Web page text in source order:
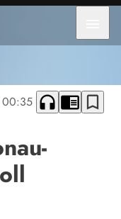
00:35 headphones chrome_reader_mode bookmark_border